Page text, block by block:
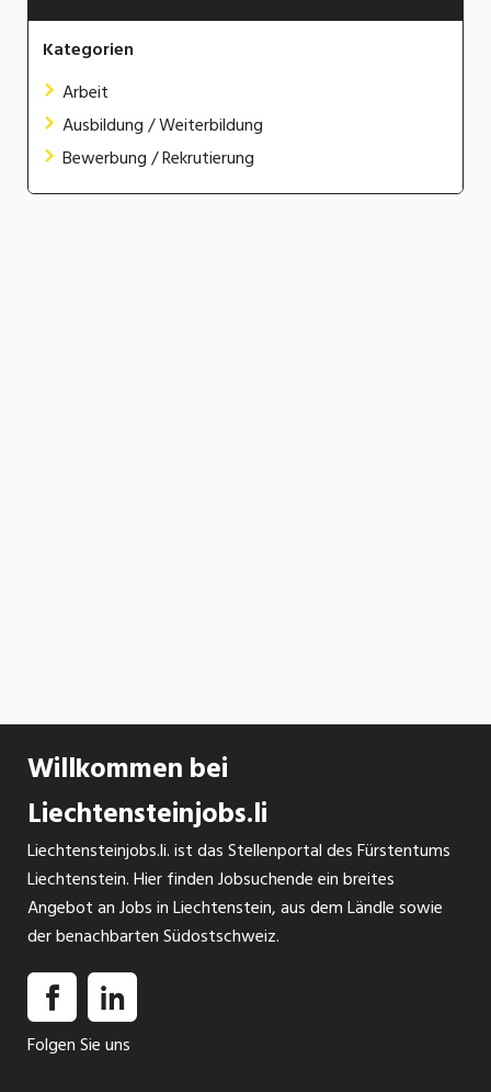
Kategorien
Arbeit
Ausbildung / Weiterbildung
Bewerbung / Rekrutierung
Willkommen bei
Liechtensteinjobs.li
Liechtensteinjobs.li. ist das Stellenportal des Fürstentums
Liechtenstein. Hier finden Jobsuchende ein breites
Angebot an Jobs in Liechtenstein, aus dem Ländle sowie
der benachbarten Südostschweiz.
Folgen Sie uns